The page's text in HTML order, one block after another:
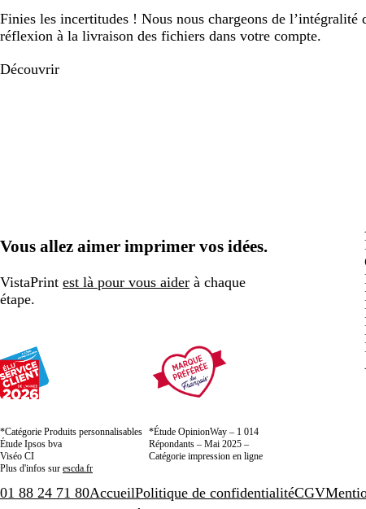
Finies les incertitudes ! Nous nous chargeons de l’intégralité
réflexion à la livraison des fichiers dans votre compte.
Découvrir
Vous allez aimer imprimer vos idées.
VistaPrint est là pour vous aider à chaque
étape.
*Catégorie Produits personnalisables
Étude Ipsos bva
Viséo CI
Plus d'infos sur escda.fr
*Étude OpinionWay – 1 014
Répondants – Mai 2025 –
Catégorie impression en ligne
01 88 24 71 80AccueilPolitique de confidentialitéCGV